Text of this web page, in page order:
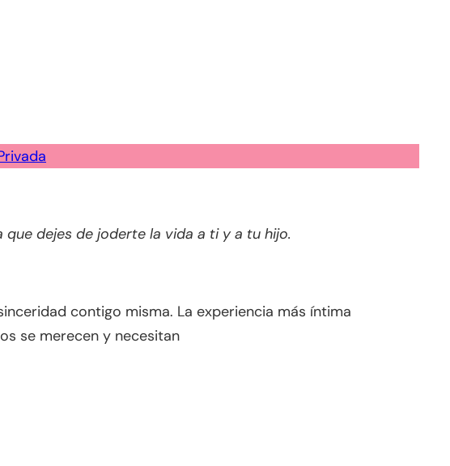
dejes de joderte la vida a ti y a tu hijo.
contigo misma. La experiencia más íntima
se merecen y necesitan